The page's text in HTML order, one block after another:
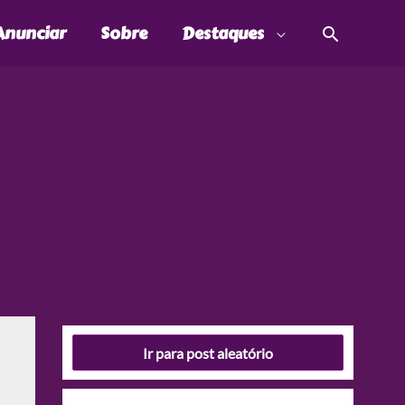
Sobre Destaques
Ir para post aleatório